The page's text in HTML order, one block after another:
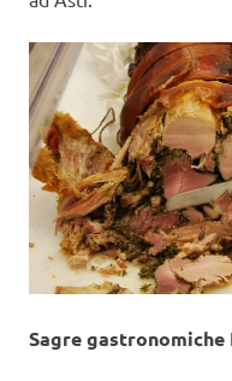
Sagre gastronomiche